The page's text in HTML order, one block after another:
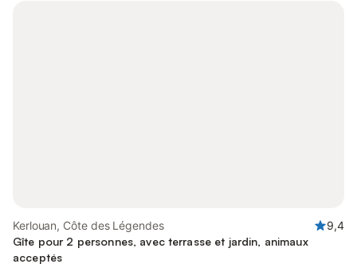
Kerlouan, Côte des Légendes
9,4
Gîte pour 2 personnes, avec terrasse et jardin, animaux
acceptés